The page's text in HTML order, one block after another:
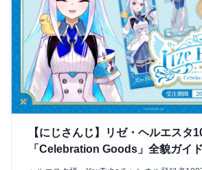
【にじさんじ】リゼ・ヘルエスタ
「Celebration Goods」全貌ガイド